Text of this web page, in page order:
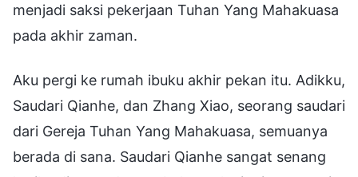
menjadi saksi pekerjaan Tuhan Yang Mahakuasa
pada akhir zaman.
Aku pergi ke rumah ibuku akhir pekan itu. Adikku,
Saudari Qianhe, dan Zhang Xiao, seorang saudari
dari Gereja Tuhan Yang Mahakuasa, semuanya
berada di sana. Saudari Qianhe sangat senang